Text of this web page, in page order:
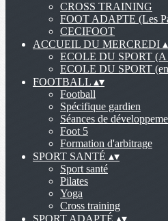
CROSS TRAINING
FOOT ADAPTE (Les
CECIFOOT
ACCUEIL DU MERCREDI ▴
ECOLE DU SPORT (A
ECOLE DU SPORT
FOOTBALL ▴▾
Football
Spécifique gardien
Séances de
Foot 5
Formation d'arbitrage
SPORT SANTÉ ▴▾
Sport santé
Pilates
Yoga
Cross training
SPORT ADAPTÉ ▴▾